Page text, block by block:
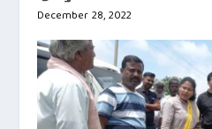
December 28, 2022